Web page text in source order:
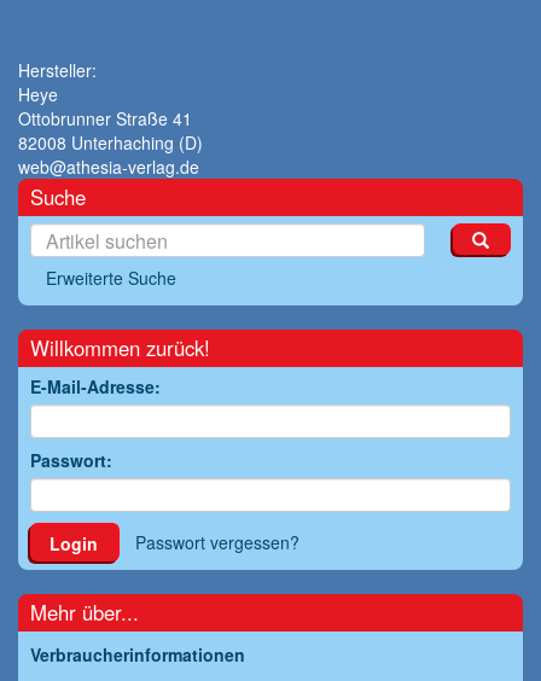
Hersteller:
Heye
Ottobrunner Straße 41
82008 Unterhaching (D)
web@athesia-verlag.de
Suche
Erweiterte Suche
Willkommen zurück!
E-Mail-Adresse:
Passwort:
Login Passwort vergessen?
Mehr über...
Verbraucherinformationen